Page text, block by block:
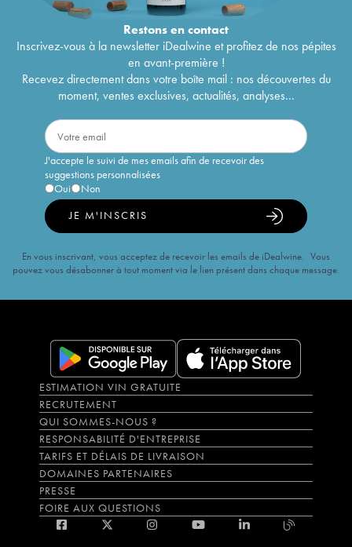
Restons encontact
Inscrivez-vous à la newsletter iDealwine et profitez de nos pépites
en avant-première !
Recevez directement dans votre boîte mail : nos découvertes du
moment, ventes exclusives, actualités, analyses...
J'accepte le suivi de mes emails afin de recevoir des
suggestions personnalisées
Oui
Non
JE M'INSCRIS
En vous inscrivant, vous acceptez de recevoir les emails de iDealwine. Vous
pouvez vous désabonner à tout moment via le lien présent dans chaque message.
ESTIMATION VIN GRATUITE
RECRUTEMENT
QUI SOMMES-NOUS ?
RESPONSABILITÉ D'ENTREPRISE
TARIFS ET DÉLAIS DE LIVRAISON
DOMAINES PARTENAIRES
PRESSE
FOIRE AUX QUESTIONS